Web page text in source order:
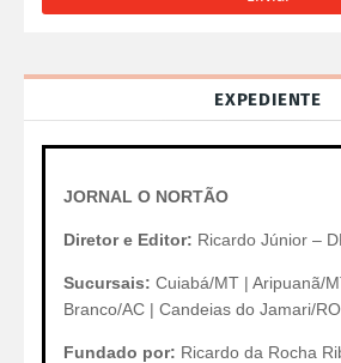
EXPEDIENTE
JORNAL O NORTÃO
Diretor e Editor: Ricardo Júnior –
Sucursais: Cuiabá/MT | Aripuanã/
Branco/AC | Candeias do Jamari/RO
Fundado por: Ricardo da Rocha